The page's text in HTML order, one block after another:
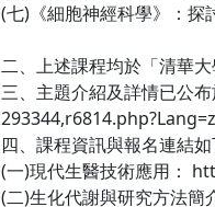
(七)《細胞神經科學》：探
二、上述課程均於「清華
三、主題介紹及詳情已公
四、課程資訊與報名連結如
(一)現代生醫技術應用：
(二)生化代謝與研究方法